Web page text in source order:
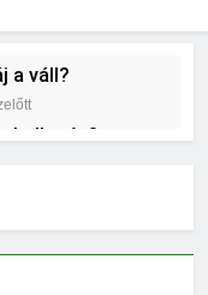
a váll?
kollagén?
végkielégítés?
a magas